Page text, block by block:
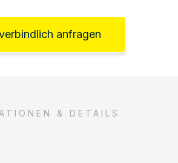
anfragen
& DETAILS